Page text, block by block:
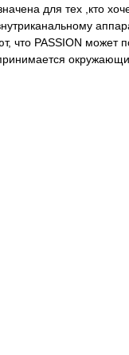
для тех ,кто
что PASSION может